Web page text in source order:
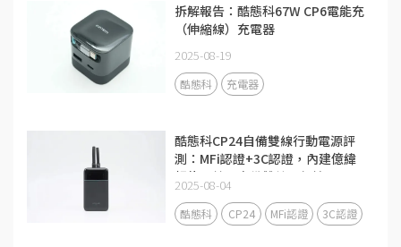
拆解報告：酷態科67W CP6電能充
（伸縮線）充電器
2025-08-19
酷態科 充電器
酷態科CP24自備雙線行動電源評
測：MFi認證+3C認證，內建億緯
鋰能電芯，自備雙線更便攜
2025-08-04
酷態科 CP24 MFi認證 3C認證